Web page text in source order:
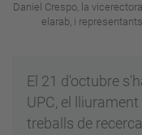
Daniel Crespo, la
elarab, i
El 21 d'octubre
UPC, el
treballs de